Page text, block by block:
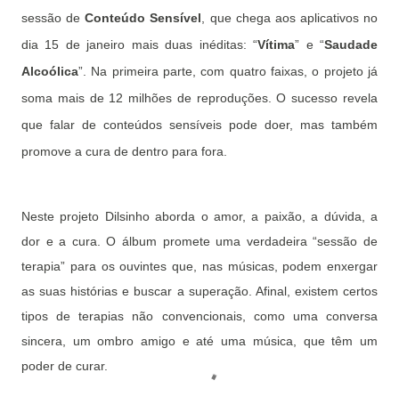
sessão deConteúdo Sensível , que chega aos aplicativos no
dia 15 de janeiro mais duas inéditas: “Vítima” e “Saudade
Alcoólica”. Na primeira parte, com quatro faixas, o projeto já
soma mais de 12 milhões de reproduções. O sucesso revela
que falar de conteúdos sensíveis pode doer, mas também
promove a cura de dentro para fora.
Neste projeto Dilsinho aborda o amor, a paixão, a dúvida, a
dor e a cura. O álbum promete uma verdadeira “sessão de
terapia” para os ouvintes que, nas músicas, podem enxergar
as suas histórias e buscar a superação. Afinal, existem certos
tipos de terapias não convencionais, como uma conversa
sincera, um ombro amigo e até uma música, que têm um
poder de curar.